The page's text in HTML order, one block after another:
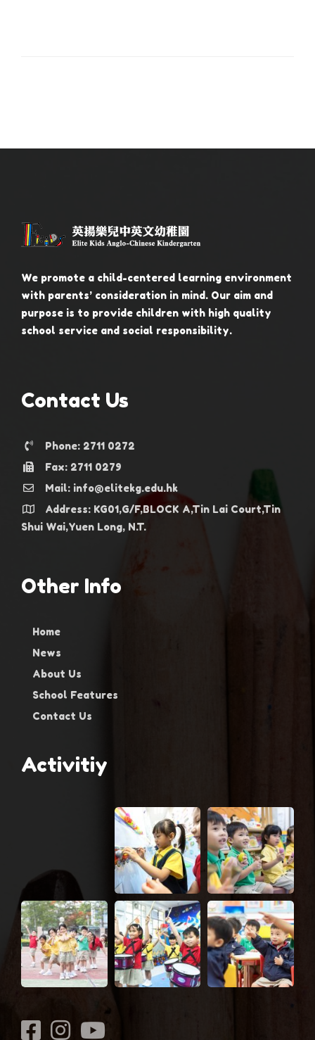
We promote a child-centered learning environment
with parents’ consideration in mind. Our aim and
purpose is to provide children with high quality
school service and social responsibility.
Contact Us
Phone: 2711 0272
Fax: 2711 0279
Mail: info@elitekg.edu.hk
Address: KG01,G/F,BLOCK A,Tin Lai Court,Tin
Shui Wai,Yuen Long, N.T.
Other Info
Home
News
About Us
School Features
Contact Us
Activitiy